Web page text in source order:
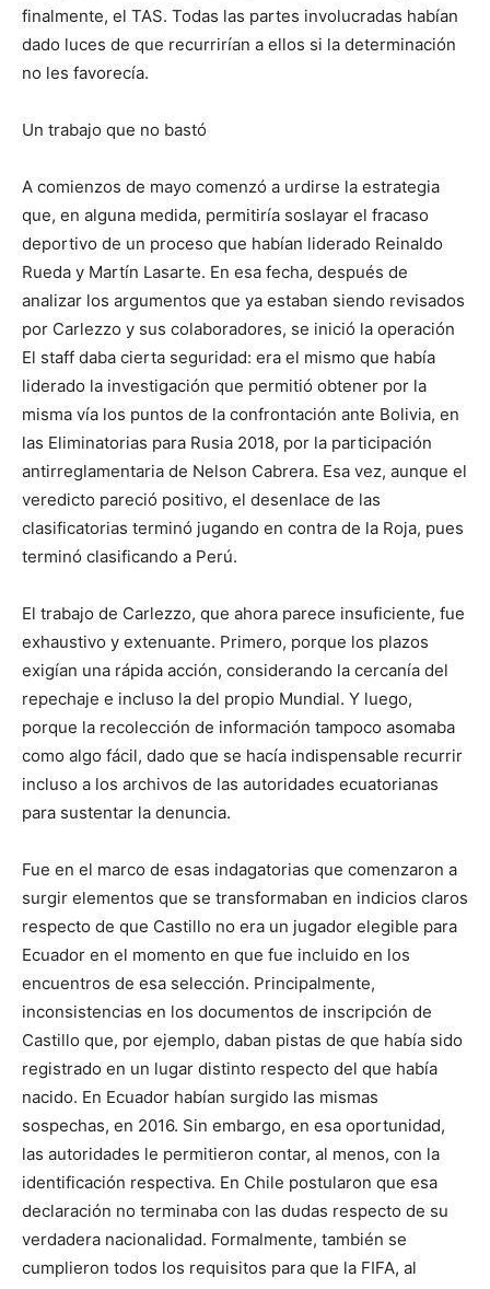
finalmente, el TAS. Todas las partes involucradas habían
dado luces de que recurrirían a ellos si la determinación
no les favorecía.
Un trabajo que no bastó
A comienzos de mayo comenzó a urdirse la estrategia
que, en alguna medida, permitiría soslayar el fracaso
deportivo de un proceso que habían liderado Reinaldo
Rueda y Martín Lasarte. En esa fecha, después de
analizar los argumentos que ya estaban siendo revisados
por Carlezzo y sus colaboradores, se inició la operación
El staff daba cierta seguridad: era el mismo que había
liderado la investigación que permitió obtener por la
misma vía los puntos de la confrontación ante Bolivia, en
las Eliminatorias para Rusia 2018, por la participación
antirreglamentaria de Nelson Cabrera. Esa vez, aunque el
veredicto pareció positivo, el desenlace de las
clasificatorias terminó jugando en contra de la Roja, pues
terminó clasificando a Perú.
El trabajo de Carlezzo, que ahora parece insuficiente, fue
exhaustivo y extenuante. Primero, porque los plazos
exigían una rápida acción, considerando la cercanía del
repechaje e incluso la del propio Mundial. Y luego,
porque la recolección de información tampoco asomaba
como algo fácil, dado que se hacía indispensable recurrir
incluso a los archivos de las autoridades ecuatorianas
para sustentar la denuncia.
Fue en el marco de esas indagatorias que comenzaron a
surgir elementos que se transformaban en indicios claros
respecto de que Castillo no era un jugador elegible para
Ecuador en el momento en que fue incluido en los
encuentros de esa selección. Principalmente,
inconsistencias en los documentos de inscripción de
Castillo que, por ejemplo, daban pistas de que había sido
registrado en un lugar distinto respecto del que había
nacido. En Ecuador habían surgido las mismas
sospechas, en 2016. Sin embargo, en esa oportunidad,
las autoridades le permitieron contar, al menos, con la
identificación respectiva. En Chile postularon que esa
declaración no terminaba con las dudas respecto de su
verdadera nacionalidad. Formalmente, también se
cumplieron todos los requisitos para que la FIFA, al